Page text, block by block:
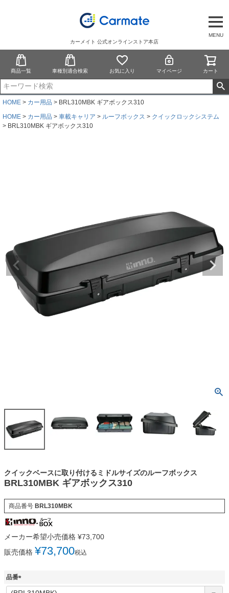
MENU
カーメイト 公式オンラインストア本店
商品一覧 車種別適合検索 お気に入り マイページ カート
HOME カー用品
BRL310MBK ギアボックス310
HOME
カー用品 車載キャリア ルーフボックス
クイックロックシステム
BRL310MBK ギアボックス310
クイックベースに取り付けるミドルサイズのルーフボックス
BRL310MBK ギアボックス310
商品番号 BRL310MBK
メーカー希望小売価格 ¥73,700
販売価格 ¥73,700税込
品番
(